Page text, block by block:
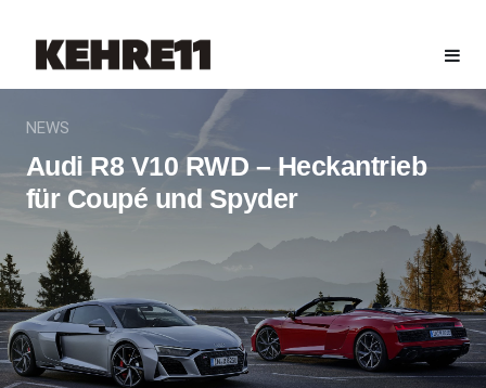
NEWS
Audi R8 V10 RWD – Heckantrieb
für Coupé und Spyder